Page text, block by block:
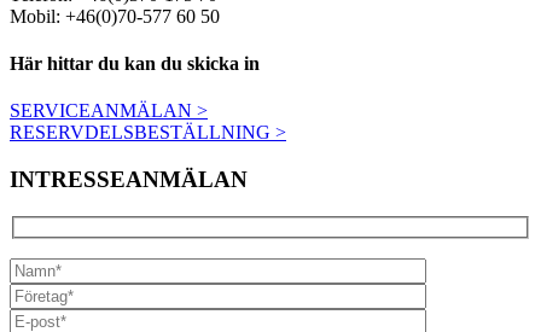
Mobil: +46(0)70-577 60 50
Här hittar du kan du skicka in
SERVICEANMÄLAN >
RESERVDELSBESTÄLLNING >
INTRESSEANMÄLAN